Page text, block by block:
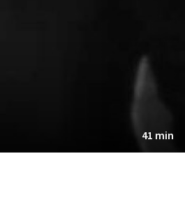
41 min